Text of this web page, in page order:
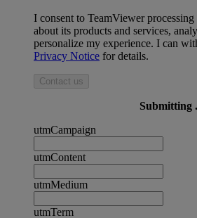
I consent to TeamViewer
about its products and services,
personalize my experience. I can
Privacy Notice for details.
Contact us
Submitting
utmCampaign
utmContent
utmMedium
utmTerm